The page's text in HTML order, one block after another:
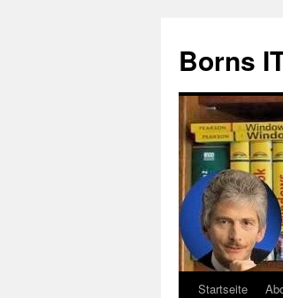
springen
Borns
Startseite